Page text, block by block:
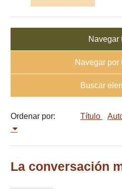
Navegar
Navegar por
Buscar
Ordenar por: Título
La conversación